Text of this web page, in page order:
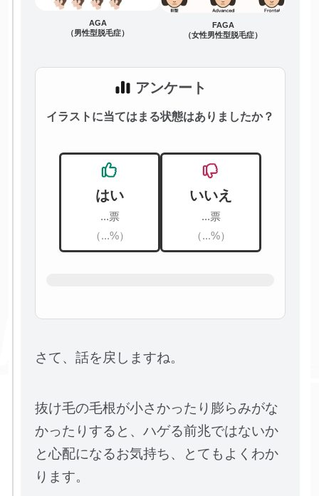
AGA
（男性型脱毛症）
FAGA
（女性男性型脱毛症）
アンケート
イラストに当てはまる状態はありましたか？
はい
...票
（...%）
いいえ
...票
（...%）
さて、話を戻しますね。
抜け毛の毛根が小さかったり膨らみがな
かったりすると、ハゲる前兆ではないか
と心配になるお気持ち、とてもよくわか
ります。